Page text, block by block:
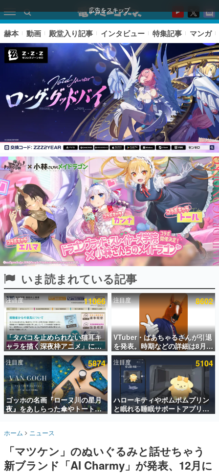
広告をスキップ
ピックアップ
電ファミのいま読まれている記事ランキング
アプリセール情報
インタビュー
連載・特集一覧
殿堂入り記事
SNS拡散数が数千以上！ ページビュー数万以上！ などな
ど。多くの人々に読まれた、電ファミ渾身の“殿堂入り”記
事をまとめました。
ゲームの企画書
名作ゲームクリエイターの方々に製作時のエピソードをお
聞きし、ヒットする企画（ゲーム）とは何か？を探ってい
きます。
赫本
この物語を解いてはいけない。『赫本』は、〈試験問題〉
の形をした短編ホラー小説集です。
新世代に訊く
これからのデジタルゲーム市場を担う若きクリエイター達
の姿を追い、彼らのルーツと情熱を探っていきます。
ゲームに多大な影響を受けた作家さんに取材し、ゲームが
日本のコンテンツ産業やカルチャーに与えた影響を探る企
画です。
日本モバイルゲーム産業史
赫本 動画 殿堂入り記事 インタビュー 特集記事 マンガ
いま読まれている記事
注目度 11066
「タバコを止められない猫耳キ
ャラを描く深夜枠アニメ」に視
聴者の一部から批判意見。違法
薬物の使用と思しき描写も含め
て、BPOが議論を交わす
注目度 8602
VTuber・ばあちゃるさんが引退
を発表。時期などの詳細は8月9
日15時からの配信で説明
注目度 5874
ゴッホの名画『ローヌ川の星月
夜』をあしらった傘やトートバ
ッグなどが登場。8月7日21時よ
注目度 5104
ハローキティやポムポムプリン
と眠れる睡眠サポートアプリ
『ゆめたび』が配信中。キャラ
ホーム ニュース
「マツケン」のぬいぐるみと話せちゃう
新ブランド「AI Charmy」が発表、12月に